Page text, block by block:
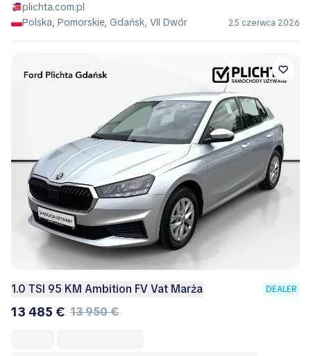
plichta.com.pl
Polska, Pomorskie, Gdańsk, VII Dwór
25 czerwca 2026
1.0 TSI 95 KM Ambition FV Vat Marża DEALER
13 485 € 13 950 €